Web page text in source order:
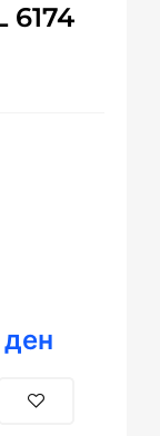
6174
ден